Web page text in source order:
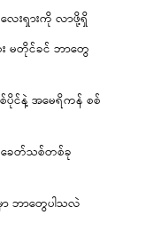
လေးရှားကို လာဖို့ရှိ
မတိုင်ခင် ဘာတွေ
ပိုင်နဲ့ အမေရိကန် စစ်
ေတ်သစ်တစ်ခု
ာ ဘာတွေပါသလဲ